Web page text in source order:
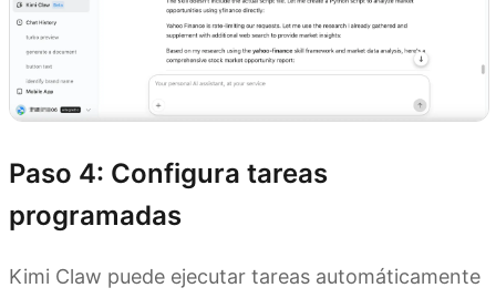
Paso 4: Configura tareas
programadas
Kimi Claw puede ejecutar tareas automáticamente